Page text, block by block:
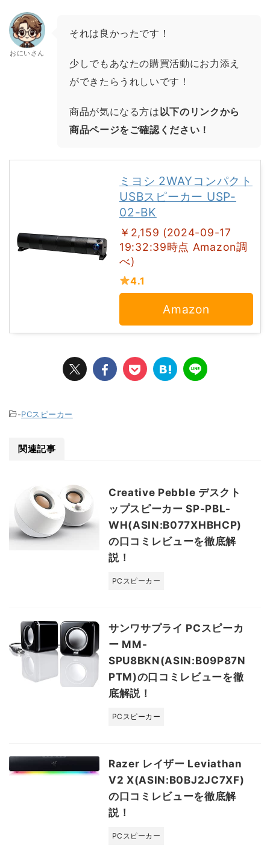
おにいさん
それは良かったです！
少しでもあなたの購買活動にお力添え
ができたらうれしいです！
商品が気になる方は以下のリンクから
商品ページをご確認ください！
ミヨシ 2WAYコンパクト
USBスピーカー USP-
02-BK
￥2,159 (2024-09-17
19:32:39時点 Amazon調
べ)
4.1
Amazon
-PCスピーカー
関連記事
Creative Pebble デスクト
ップスピーカー SP-PBL-
WH(ASIN:B077XHBHCP)
の口コミレビューを徹底解
説！
PCスピーカー
サンワサプライ PCスピーカ
ー MM-
SPU8BKN(ASIN:B09P87N
PTM)の口コミレビューを徹
底解説！
PCスピーカー
Razer レイザー Leviathan
V2 X(ASIN:B0BJ2JC7XF)
の口コミレビューを徹底解
説！
PCスピーカー